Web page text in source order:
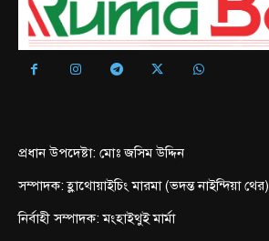
প্রধান উপদেষ্টা: মোঃ জসিম উদ্দিন
সম্পাদক: হ্লাথোয়াইচিং মারমা (ভদন্ত নাইন্দিয়া থের)
নির্বাহী সম্পাদক: মংহাইথুই মার্মা